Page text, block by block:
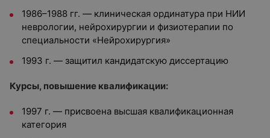
1986–1988 гг. — клиническая ординатура при НИИ
неврологии, нейрохирургии и физиотерапии по
специальности «Нейрохирургия»
1993 г. — защитил кандидатскую диссертацию
Курсы, повышение квалификации:
1997 г. — присвоена высшая квалификационная
категория